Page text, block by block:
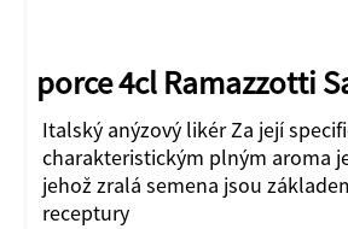
porce 4cl Ramazzotti
Italský anýzový likér Za její
charakteristickým plným aroma
jehož zralá semena jsou
receptury